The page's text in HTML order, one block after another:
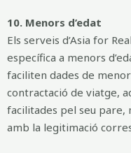
10. Menors d’edat
Els serveis d’Asia for
específica a menors
faciliten dades de
contractació de viatge,
facilitades pel seu
amb la legitimació